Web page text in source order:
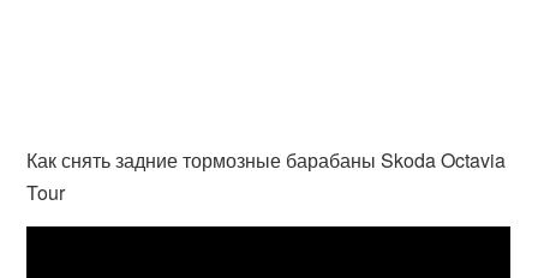
Как снять задние тормозные барабаны Skoda Octavia
Tour